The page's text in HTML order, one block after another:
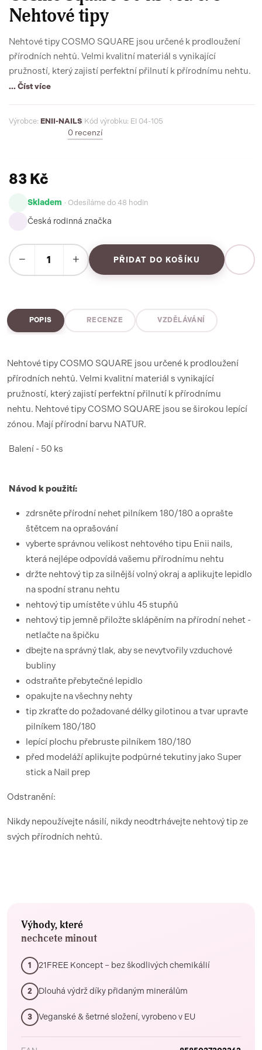
Nehtové tipy
Nehtové tipy COSMO SQUARE jsou určené k prodloužení
přírodních nehtů. Velmi kvalitní materiál s vynikající
pružností, který zajistí perfektní přilnutí k přírodnímu nehtu.
... Číst více
Výrobce: ENII-NAILS Kód výrobku: EI 04-105
0 recenzí
83 Kč
Skladem · Odesíláme do 48 hodin
Česká rodinná značka
− + PŘIDAT DO KOŠÍKU
POPIS RECENZE VZDĚLÁVÁNÍ
Nehtové tipy COSMO SQUARE jsou určené k prodloužení
přírodních nehtů. Velmi kvalitní materiál s vynikající
pružností, který zajistí perfektní přilnutí k přírodnímu
nehtu. Nehtové tipy COSMO SQUARE jsou se širokou lepící
zónou. Mají přírodní barvu NATUR.
Balení - 50 ks
Návod k použití:
zdrsněte přírodní nehet pilníkem 180/180 a oprašte
štětcem na oprašování
vyberte správnou velikost nehtového tipu Enii nails,
která nejlépe odpovídá vašemu přírodnímu nehtu
držte nehtový tip za silnější volný okraj a aplikujte lepidlo
na spodní stranu nehtu
nehtový tip umístěte v úhlu 45 stupňů
nehtový tip jemně přiložte sklápěním na přírodní nehet -
netlačte na špičku
dbejte na správný tlak, aby se nevytvořily vzduchové
bubliny
odstraňte přebytečné lepidlo
opakujte na všechny nehty
tip zkraťte do požadované délky gilotinou a tvar upravte
pilníkem 180/180
lepící plochu přebruste pilníkem 180/180
před modeláží aplikujte podpůrné tekutiny jako Super
stick a Nail prep
Odstranění:
Nikdy nepoužívejte násilí, nikdy neodtrhávejte nehtový tip ze
svých přírodních nehtů.
Výhody, které
nechcete minout
1 21FREE Koncept – bez škodlivých chemikálií
2 Dlouhá výdrž díky přidaným minerálům
3 Veganské & šetrné složení, vyrobeno v EU